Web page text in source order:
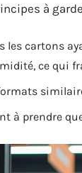
à
les cartons
ce qui
à prendre